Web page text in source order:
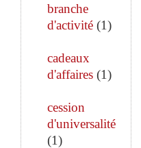
branche
d'activité (1)
cadeaux
d'affaires (1)
cession
d'universalité
(1)